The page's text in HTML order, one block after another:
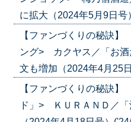
に拡大（2024年5月9日号
【ファンづくりの秘訣
ング> カクヤス／「お酒
文も増加（2024年4月25
【ファンづくりの秘訣
ド」> ＫＵＲＡＮＤ／